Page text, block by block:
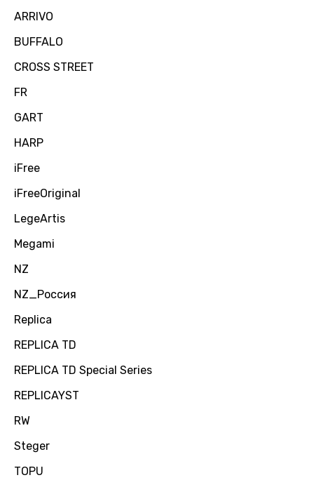
ARRIVO
BUFFALO
CROSS STREET
FR
GART
HARP
iFree
iFreeOriginal
LegeArtis
Megami
NZ
NZ_Россия
Replica
REPLICA TD
REPLICA TD Special Series
REPLICAYST
RW
Steger
TOPU